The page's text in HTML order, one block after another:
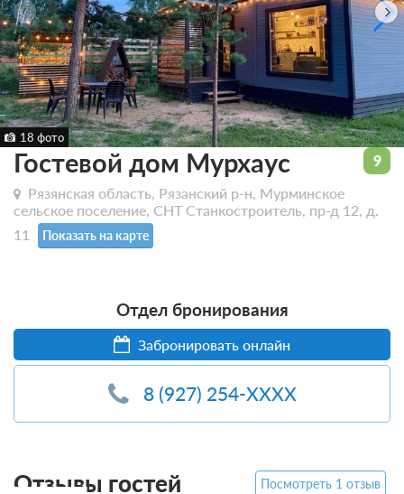
18 фото
Гостевой дом Мурхаус
Рязянская область, Рязанский р-н, Мурминское
сельское поселение, СНТ Станкостроитель, пр-д 12, д.
11
Показать на карте
Отдел бронирования
Забронировать онлайн
8 (927) 254-XXXX
9
Отзывы гостей Посмотреть 1 отзыв